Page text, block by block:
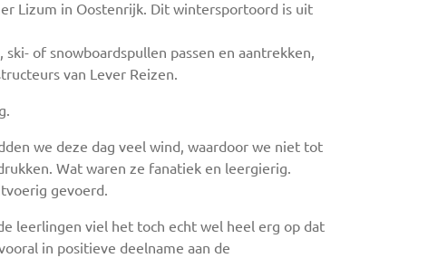
Lizum in Oostenrijk. Dit wintersportoord is uit
of snowboardspullen passen en aantrekken,
van Lever Reizen.
we deze dag veel wind, waardoor we niet tot
Wat waren ze fanatiek en leergierig.
gevoerd.
leerlingen viel het toch echt wel heel erg op dat
in positieve deelname aan de